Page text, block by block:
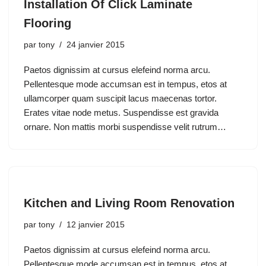
Installation Of Click Laminate
Flooring
par tony 24 janvier 2015
Paetos dignissim at cursus elefeind norma arcu.
Pellentesque mode accumsan est in tempus, etos at
ullamcorper quam suscipit lacus maecenas tortor.
Erates vitae node metus. Suspendisse est gravida
ornare. Non mattis morbi suspendisse velit rutrum…
Kitchen and Living Room Renovation
par tony 12 janvier 2015
Paetos dignissim at cursus elefeind norma arcu.